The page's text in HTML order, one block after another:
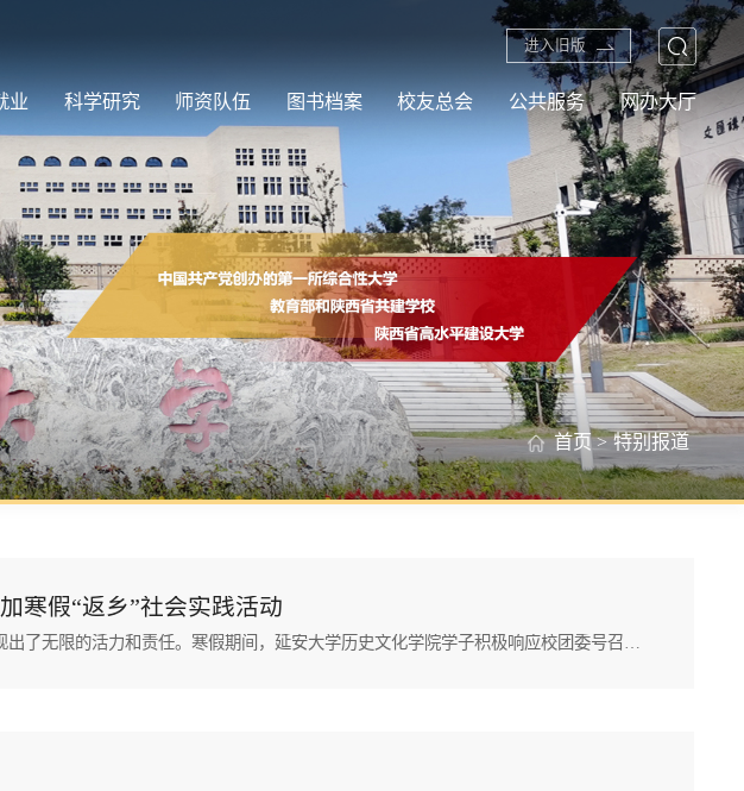
进入旧版
业 科学研究 师资队伍 图书档案 校友总会 公共服务 网办大厅
首页 > 特别报道
寒假“返乡”社会实践活动